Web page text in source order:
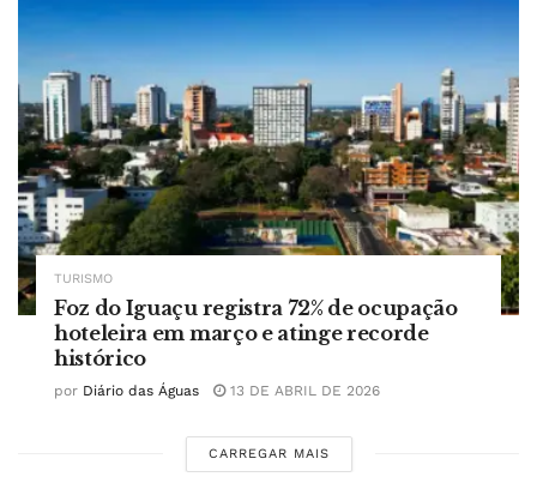
TURISMO
Foz do Iguaçu registra 72% de ocupação
hoteleira em março e atinge recorde
histórico
por Diário das Águas 13 DE ABRIL DE 2026
CARREGAR MAIS